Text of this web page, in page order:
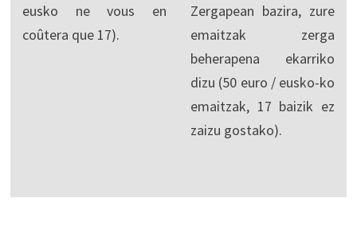
eusko ne vous en
coûtera que 17).
Zergapean bazira, zure
emaitzak zerga
beherapena ekarriko
dizu (50 euro / eusko-ko
emaitzak, 17 baizik ez
zaizu gostako).